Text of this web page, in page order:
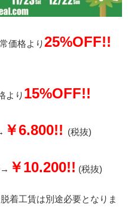
価格より25%OFF!!
より 15%OFF!!
￥6.800!! (税抜)
￥10.200!! (税抜)
着工賃は別途必要となりま